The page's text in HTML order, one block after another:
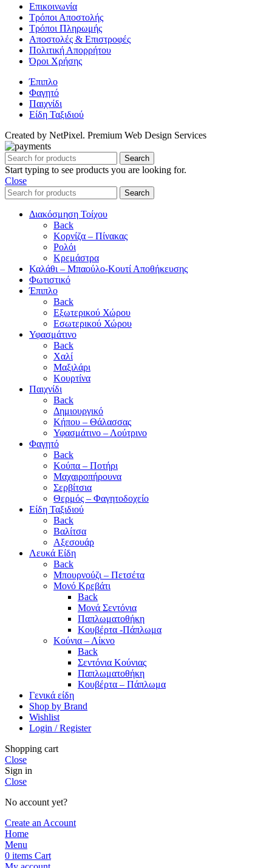
Επικοινωνία
Τρόποι Αποστολής
Τρόποι Πληρωμής
Αποστολές & Επιστροφές
Πολιτική Απορρήτου
Όροι Χρήσης
Έπιπλο
Φαγητό
Παιχνίδι
Είδη Ταξιδιού
Created by NetPixel. Premium Web Design Services
Search
Start typing to see products you are looking for.
Close
Search
Διακόσμηση Τοίχου
Back
Κορνίζα – Πίνακας
Ρολόι
Κρεμάστρα
Καλάθι – Μπαούλο-Κουτί Αποθήκευσης
Φωτιστικό
Έπιπλο
Back
Εξωτερικού Χώρου
Εσωτερικού Χώρου
Υφασμάτινο
Back
Χαλί
Μαξιλάρι
Κουρτίνα
Παιχνίδι
Back
Δημιουργικό
Κήπου – Θάλασσας
Υφασμάτινο – Λούτρινο
Φαγητό
Back
Κούπα – Ποτήρι
Μαχαιροπήρουνα
Σερβίτσια
Θερμός – Φαγητοδοχείο
Είδη Ταξιδιού
Back
Βαλίτσα
Αξεσουάρ
Λευκά Είδη
Back
Μπουρνούζι – Πετσέτα
Μονό Κρεβάτι
Back
Μονά Σεντόνια
Παπλωματοθήκη
Κουβέρτα -Πάπλωμα
Κούνια – Λίκνο
Back
Σεντόνια Κούνιας
Παπλωματοθήκη
Κουβέρτα – Πάπλωμα
Γενικά είδη
Shop by Brand
Wishlist
Login / Register
Shopping cart
Close
Sign in
Close
No account yet?
Create an Account
Home
Menu
0 items Cart